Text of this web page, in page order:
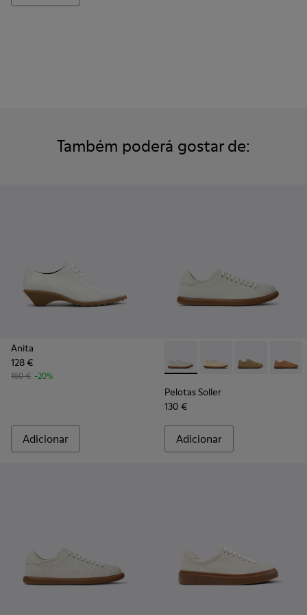
Também poderá gostar de:
Anita
128 €
160 € -20%
Adicionar
Pelotas Soller - K201668-
Pelotas Soller -
Pelotas
Pelotas Soller
130 €
Adicionar